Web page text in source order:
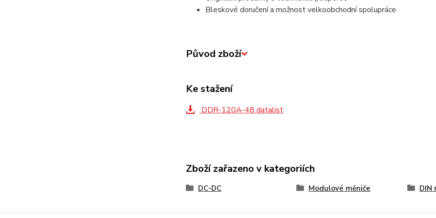
Bleskové doručení a možnost velkoobchodní spolupráce
Původ zboží
Ke stažení
DDR-120A-48 datalist
Zboží zařazeno v kategoriích
DC-DC Modulové měniče DIN